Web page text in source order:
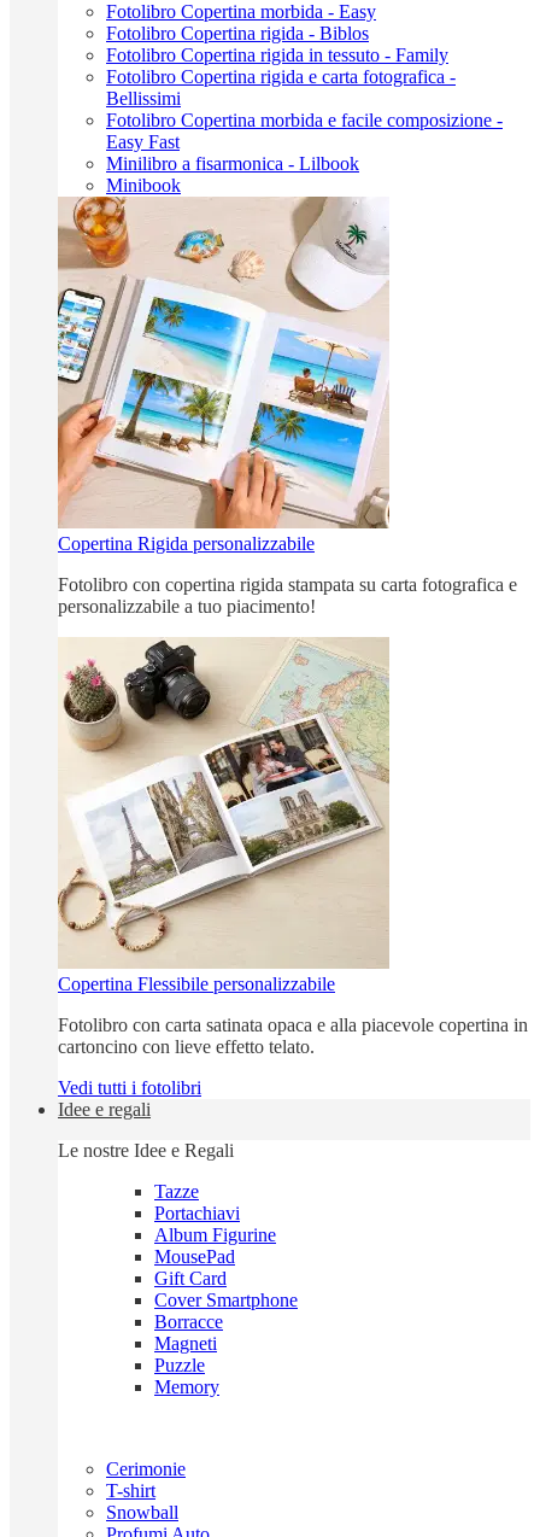
Fotolibro Copertina morbida - Easy
Fotolibro Copertina rigida - Biblos
Fotolibro Copertina rigida in tessuto - Family
Fotolibro Copertina rigida e carta fotografica -
Bellissimi
Fotolibro Copertina morbida e facile composizione -
Easy Fast
Minilibro a fisarmonica - Lilbook
Minibook
Copertina Rigida personalizzabile
Fotolibro con copertina rigida stampata su carta fotografica e
personalizzabile a tuo piacimento!
Copertina Flessibile personalizzabile
Fotolibro con carta satinata opaca e alla piacevole copertina in
cartoncino con lieve effetto telato.
Vedi tutti i fotolibri
Idee e regali
Le nostre Idee e Regali
Tazze
Portachiavi
Album Figurine
MousePad
Gift Card
Cover Smartphone
Borracce
Magneti
Puzzle
Memory
Cerimonie
T-shirt
Snowball